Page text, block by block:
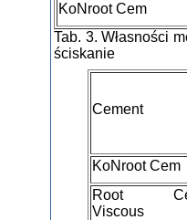
KoNroot Cem
Tab. 3. Własności
ściskanie
Cement
KoNroot Cem
Root
Viscous